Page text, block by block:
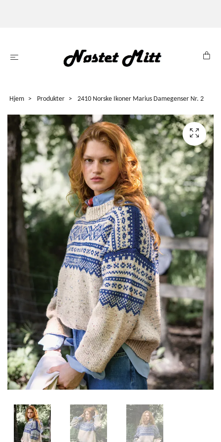
Hjem Produkter 2410 Norske Ikoner Marius Damegenser Nr. 2